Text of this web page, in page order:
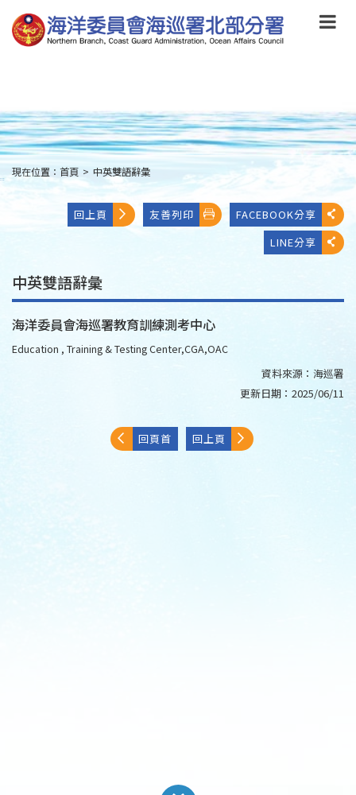
到
主
要
main
content
:::
現在位置： 首頁 > 中英雙語辭彙
回上頁 友善列印
FACEBOOK分享
LINE分享
中英雙語辭彙
海洋委員會海巡署教育訓練測考中心
Education , Training & Testing Center,CGA,OAC
資料來源： 海巡署
更新日期： 2025/06/11
回頁首 回上頁